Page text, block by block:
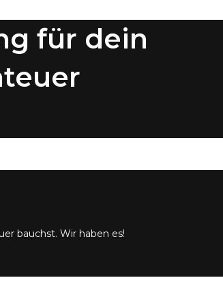
für dein
bauchst. Wir haben es!